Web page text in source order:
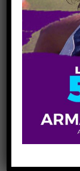
Eleva tu
gafas de sol
activo y
durar y